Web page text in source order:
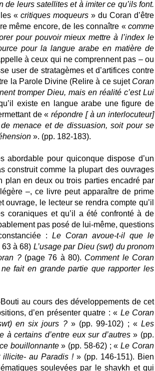
de leurs satellites et à imiter ce qu’ils font.
« critiques moqueurs » du Coran d’être
même encore, de les connaître « comme
pour pouvoir mieux mettre à l’index le
pour la langue arabe en matière de
à ceux qui ne comprennent pas – ou
user de stratagèmes et d’artifices contre
la Parole Divine (Relire à ce sujet Coran
tromper Dieu, mais en réalité c’est Lui
existe en langue arabe une figure de
de «répondre [ à un interlocuteur]
menace et de dissuasion, soit pour se
». (pp. 182-183).
abordable pour quiconque dispose d’un
construit comme la plupart des ouvrages
plan en deux ou trois parties encadré par
–, ce livre peut apparaître de prime
ouvrage, le lecteur se rendra compte qu’il
coraniques et qu’il a été confronté à de
pas posé de lui-même, questions
: Le Coran avoue-t-il que le
à 68) L’usage par Dieu (swt) du pronom
?(page 76 à 80). Comment le Coran
fait en grande partie que rapporter les
au cours des développements de cet
d’en présenter quatre : « Le Coran
en six jours ?» (pp. 99-102) ; «Les
certains d’entre eux sur d’autres» (pp.
bouillonnante» (pp. 58-62) ; « Le Coran
illicite- au Paradis ! » (pp. 146-151). Bien
soulevées par le shaykh et qui